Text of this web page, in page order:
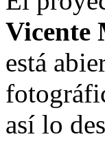
Vicente
está
así lo